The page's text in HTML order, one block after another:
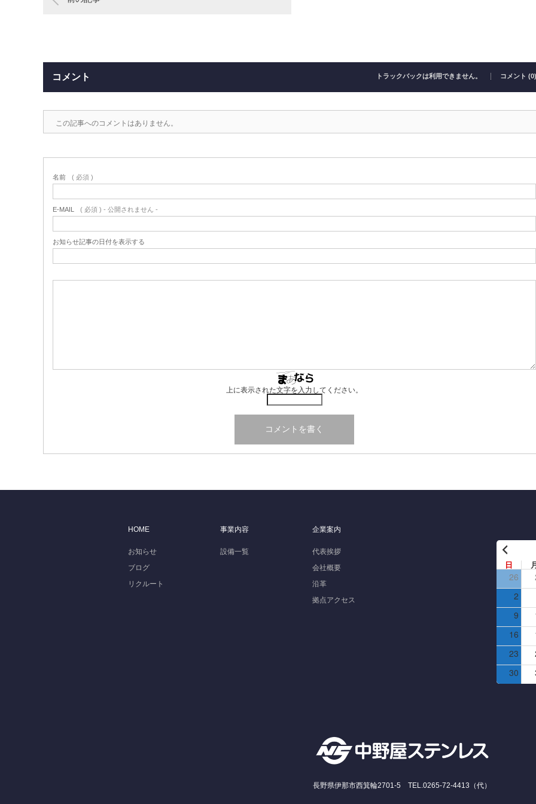
コメント トラックバックは利用できません。 コメント (0)
この記事へのコメントはありません。
名前 ( 必須 )
E-MAIL ( 必須 ) - 公開されません -
お知らせ記事の日付を表示する
上に表示された文字を入力してください。
HOME
お知らせ
ブログ
リクルート
事業内容
設備一覧
企業案内
代表挨拶
会社概要
沿革
拠点アクセス
日
26
2
9
16
23
30
長野県伊那市西箕輪2701-5 TEL.0265-72-4413（代）